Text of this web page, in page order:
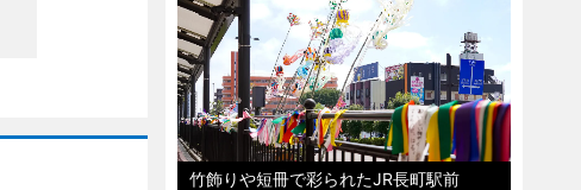
竹飾りや短冊で彩られたJR長町駅前